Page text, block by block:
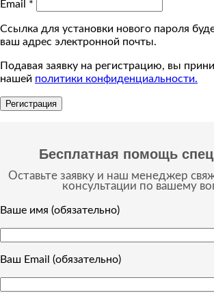
Email *
Ссылка для установки нового пароля
ваш адрес электронной почты.
Подавая заявку на регистрацию, вы
нашей политики конфиденциальности.
Регистрация
Бесплатная помощь
Оставьте заявку и наш менеджер
консультации по вашему
Ваше имя (обязательно)
Ваш Email (обязательно)